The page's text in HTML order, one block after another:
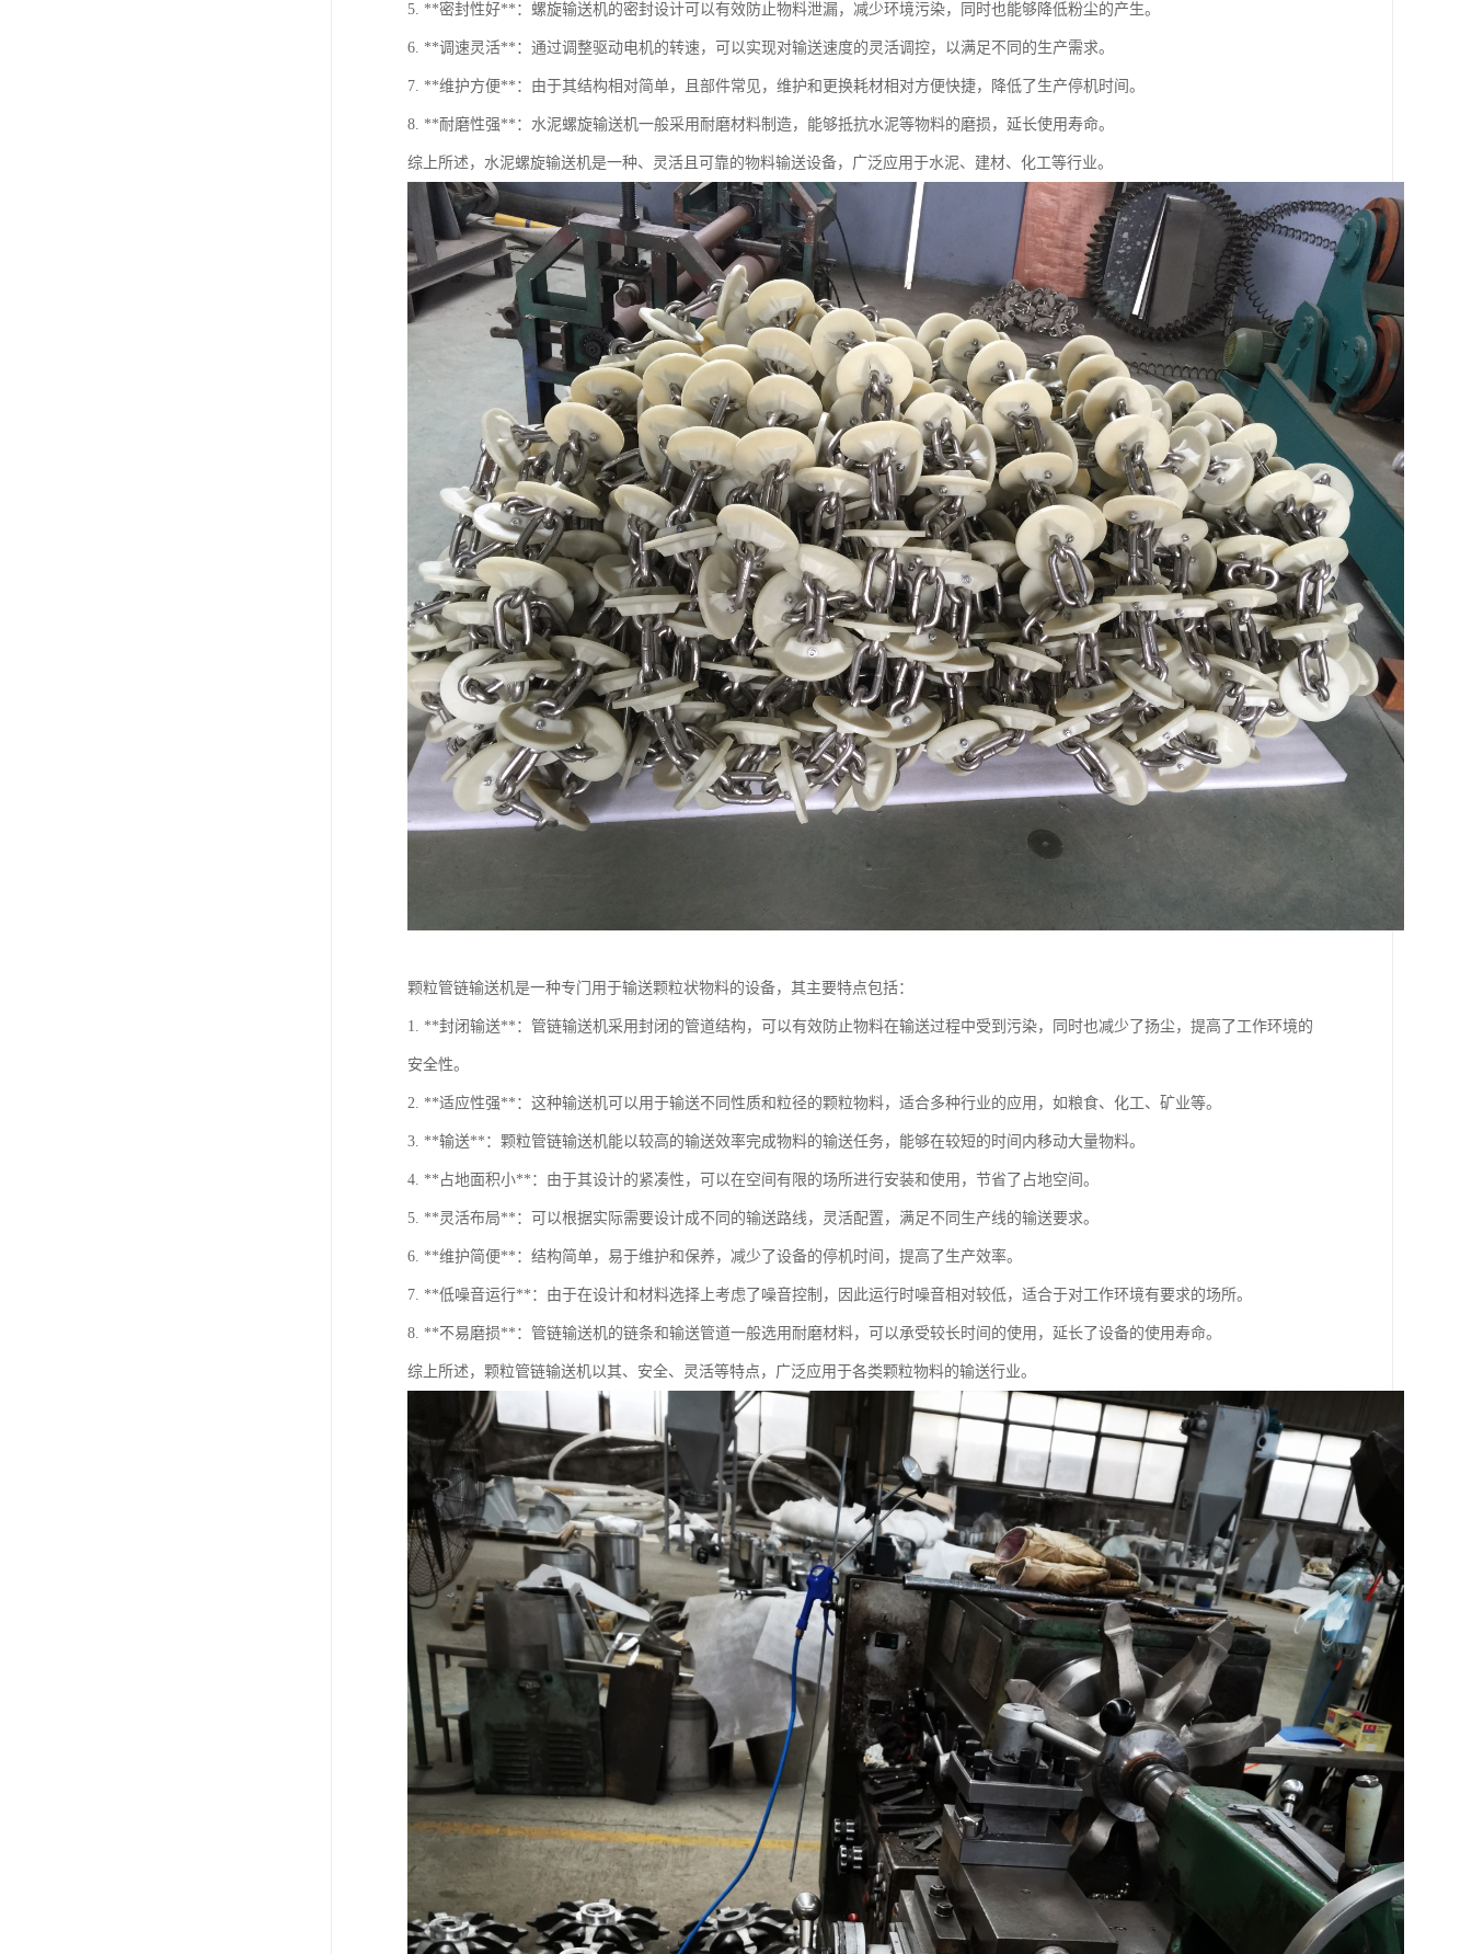
5. **密封性好**：螺旋输送机的密封设计可以有效防止物料泄漏，减少环境污染，同时也能够降低粉尘的产生。
6. **调速灵活**：通过调整驱动电机的转速，可以实现对输送速度的灵活调控，以满足不同的生产需求。
7. **维护方便**：由于其结构相对简单，且部件常见，维护和更换耗材相对方便快捷，降低了生产停机时间。
8. **耐磨性强**：水泥螺旋输送机一般采用耐磨材料制造，能够抵抗水泥等物料的磨损，延长使用寿命。
综上所述，水泥螺旋输送机是一种、灵活且可靠的物料输送设备，广泛应用于水泥、建材、化工等行业。
颗粒管链输送机是一种专门用于输送颗粒状物料的设备，其主要特点包括：
1. **封闭输送**：管链输送机采用封闭的管道结构，可以有效防止物料在输送过程中受到污染，同时也减少了扬尘，提高了工作环境的
安全性。
2. **适应性强**：这种输送机可以用于输送不同性质和粒径的颗粒物料，适合多种行业的应用，如粮食、化工、矿业等。
3. **输送**：颗粒管链输送机能以较高的输送效率完成物料的输送任务，能够在较短的时间内移动大量物料。
4. **占地面积小**：由于其设计的紧凑性，可以在空间有限的场所进行安装和使用，节省了占地空间。
5. **灵活布局**：可以根据实际需要设计成不同的输送路线，灵活配置，满足不同生产线的输送要求。
6. **维护简便**：结构简单，易于维护和保养，减少了设备的停机时间，提高了生产效率。
7. **低噪音运行**：由于在设计和材料选择上考虑了噪音控制，因此运行时噪音相对较低，适合于对工作环境有要求的场所。
8. **不易磨损**：管链输送机的链条和输送管道一般选用耐磨材料，可以承受较长时间的使用，延长了设备的使用寿命。
综上所述，颗粒管链输送机以其、安全、灵活等特点，广泛应用于各类颗粒物料的输送行业。